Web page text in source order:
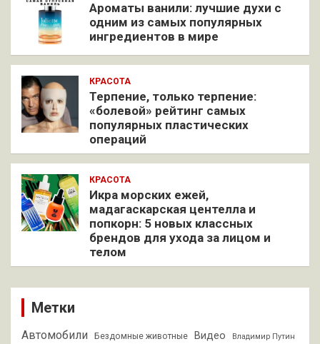
Ароматы ванили: лучшие духи с
одним из самых популярных
ингредиентов в мире
КРАСОТА
Терпение, только терпение:
«болевой» рейтинг самых
популярных пластических
операций
КРАСОТА
Икра морских ежей,
мадагаскарская центелла и
попкорн: 5 новых классных
брендов для ухода за лицом и
телом
Метки
Автомобили Бездомные животные Видео Владимир Путин